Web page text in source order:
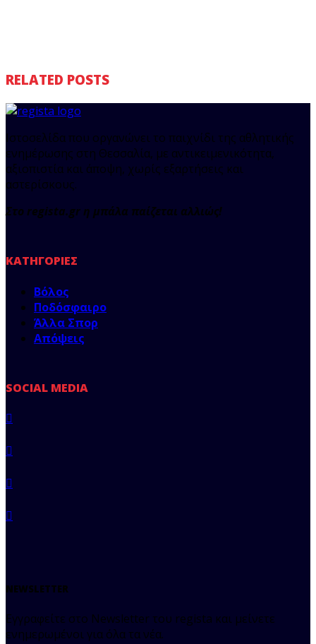
RELATED POSTS
Ιστοσελίδα που οργανώνει το παιχνίδι της αθλητικής
ενημέρωσης στη Θεσσαλία, με αντικειμενικότητα,
αξιοπιστία και άποψη, χωρίς εξαρτήσεις και
αστερίσκους.
Στο regista.gr η μπάλα παίζεται αλλιώς!
ΚΑΤΗΓΟΡΊΕΣ
Βόλος
Ποδόσφαιρο
Άλλα Σπορ
Απόψεις
SOCIAL MEDIA
NEWSLETTER
Εγγραφείτε στο Newsletter του regista και μείνετε
ενημερωμένοι για όλα τα νέα.